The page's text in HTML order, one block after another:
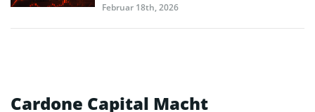
Februar 18th, 2026
Cardone Capital Macht